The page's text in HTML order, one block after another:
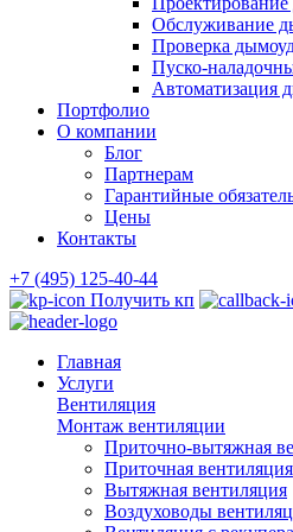
Обслуживание
Проверка
Пуско-
Автоматизация
Портфолио
О компании
Блог
Партнерам
Гарантийные
Цены
Контакты
+7 (495) 125-40-44
Получить кп
Главная
Услуги
Вентиляция
Монтаж вентиляции
Приточно-вытяжная
Приточная вентиляция
Вытяжная вентиляция
Воздуховоды